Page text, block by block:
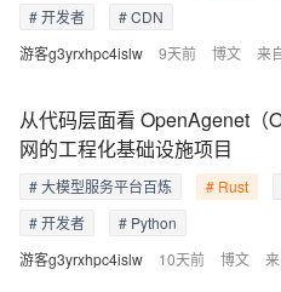
游客g3yrxhpc4islw 9天前 博文 来
# 开发者
# CDN
游客g3yrxhpc4islw 10天前 博文 来
从代码层面看 OpenAgenet（
网的工程化基础设施项目
# 大模型服务平台百炼 # Rust
# 开发者
# Python